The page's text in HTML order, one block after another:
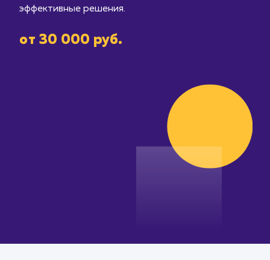
пользователей с нашей услугой
от 30 000 руб.